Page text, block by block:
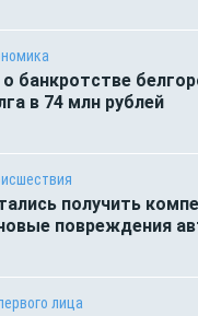
банкротстве
в 74 млн рублей
получить
повреждения
лица